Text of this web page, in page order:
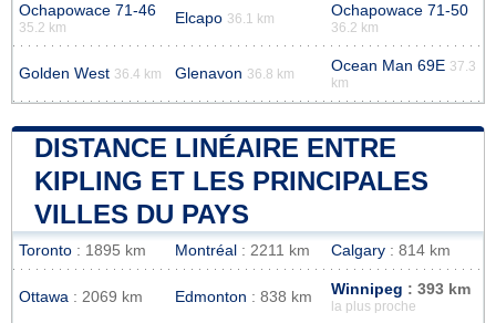
Ochapowace 71-46
35.2 km
Elcapo 36.1 km Ochapowace 71-50
36.2 km
Golden West 36.4 km Glenavon 36.8 km Ocean Man 69E 37.3
km
DISTANCE LINÉAIRE ENTRE
KIPLING ET LES PRINCIPALES
VILLES DU PAYS
Toronto : 1895 km Montréal : 2211 km Calgary : 814 km
Ottawa : 2069 km Edmonton : 838 km Winnipeg : 393 km
la plus proche